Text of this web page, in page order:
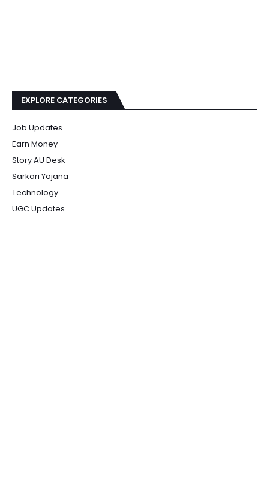
EXPLORE CATEGORIES
Job Updates
Earn Money
Story AU Desk
Sarkari Yojana
Technology
UGC Updates